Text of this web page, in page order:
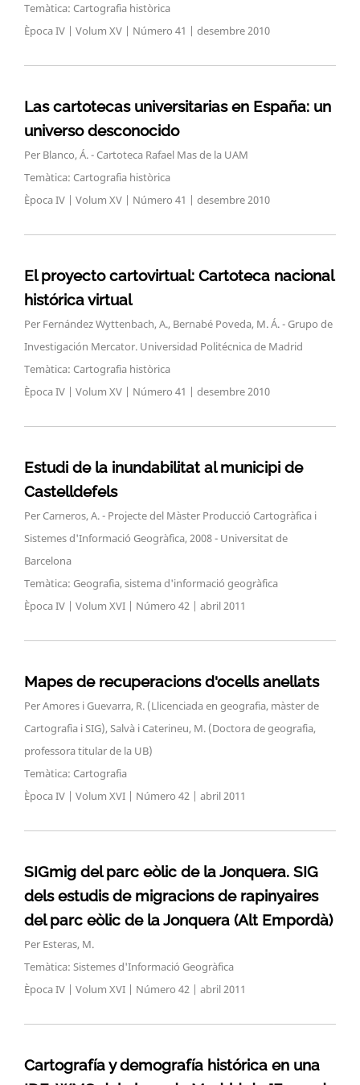
Temàtica: Cartografia històrica
Època IV | Volum XV | Número 41 | desembre 2010
Las cartotecas universitarias en España: un
universo desconocido
Per Blanco, Á. - Cartoteca Rafael Mas de la UAM
Temàtica: Cartografia històrica
Època IV | Volum XV | Número 41 | desembre 2010
El proyecto cartovirtual: Cartoteca nacional
histórica virtual
Per Fernández Wyttenbach, A., Bernabé Poveda, M. Á. - Grupo de
Investigación Mercator. Universidad Politécnica de Madrid
Temàtica: Cartografia històrica
Època IV | Volum XV | Número 41 | desembre 2010
Estudi de la inundabilitat al municipi de
Castelldefels
Per Carneros, A. - Projecte del Màster Producció Cartogràfica i
Sistemes d'Informació Geogràfica, 2008 - Universitat de
Barcelona
Temàtica: Geografia, sistema d'informació geogràfica
Època IV | Volum XVI | Número 42 | abril 2011
Mapes de recuperacions d'ocells anellats
Per Amores i Guevarra, R. (Llicenciada en geografia, màster de
Cartografia i SIG), Salvà i Caterineu, M. (Doctora de geografia,
professora titular de la UB)
Temàtica: Cartografia
Època IV | Volum XVI | Número 42 | abril 2011
SIGmig del parc eòlic de la Jonquera. SIG
dels estudis de migracions de rapinyaires
del parc eòlic de la Jonquera (Alt Empordà)
Per Esteras, M.
Temàtica: Sistemes d'Informació Geogràfica
Època IV | Volum XVI | Número 42 | abril 2011
Cartografía y demografía histórica en una
for: